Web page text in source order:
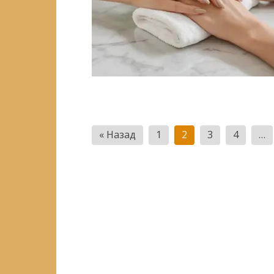
Пагинация
записей
« Назад 1 2 3 4 …